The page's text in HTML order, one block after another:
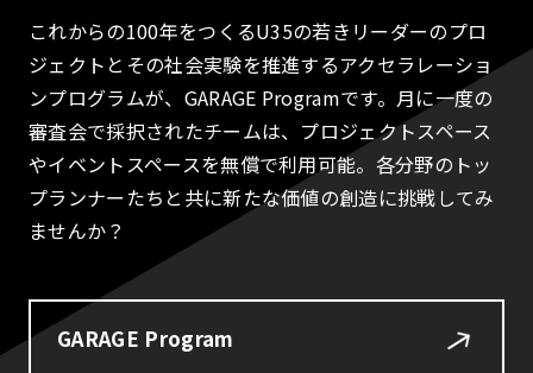
これからの100年をつくるU35の若きリーダーのプロ
ジェクトとその社会実験を推進するアクセラレーショ
ンプログラムが、GARAGE Programです。月に一度の
審査会で採択されたチームは、プロジェクトスペース
やイベントスペースを無償で利用可能。各分野のトッ
プランナーたちと共に新たな価値の創造に挑戦してみ
ませんか？
GARAGE Program